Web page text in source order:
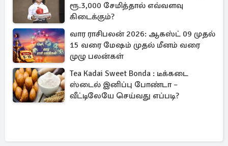
ரூ.3,000 சேமித்தால் எவ்வளவு
கிடைக்கும்?
வார ராசிபலன் 2026: ஆகஸ்ட் 09 முதல்
15 வரை மேஷம் முதல் மீனம் வரை
முழு பலன்கள்
Tea Kadai Sweet Bonda : டீக்கடை
ஸ்டைல் இனிப்பு போண்டா –
வீட்டிலேயே செய்வது எப்படி?